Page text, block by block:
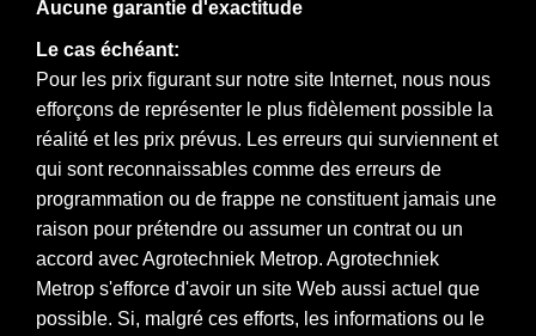
Aucune garantie d'exactitude
Le cas échéant:
Pour les prix figurant sur notre site Internet, nous nous
efforçons de représenter le plus fidèlement possible la
réalité et les prix prévus. Les erreurs qui surviennent et
qui sont reconnaissables comme des erreurs de
programmation ou de frappe ne constituent jamais une
raison pour prétendre ou assumer un contrat ou un
accord avec Agrotechniek Metrop. Agrotechniek
Metrop s'efforce d'avoir un site Web aussi actuel que
possible. Si, malgré ces efforts, les informations ou le